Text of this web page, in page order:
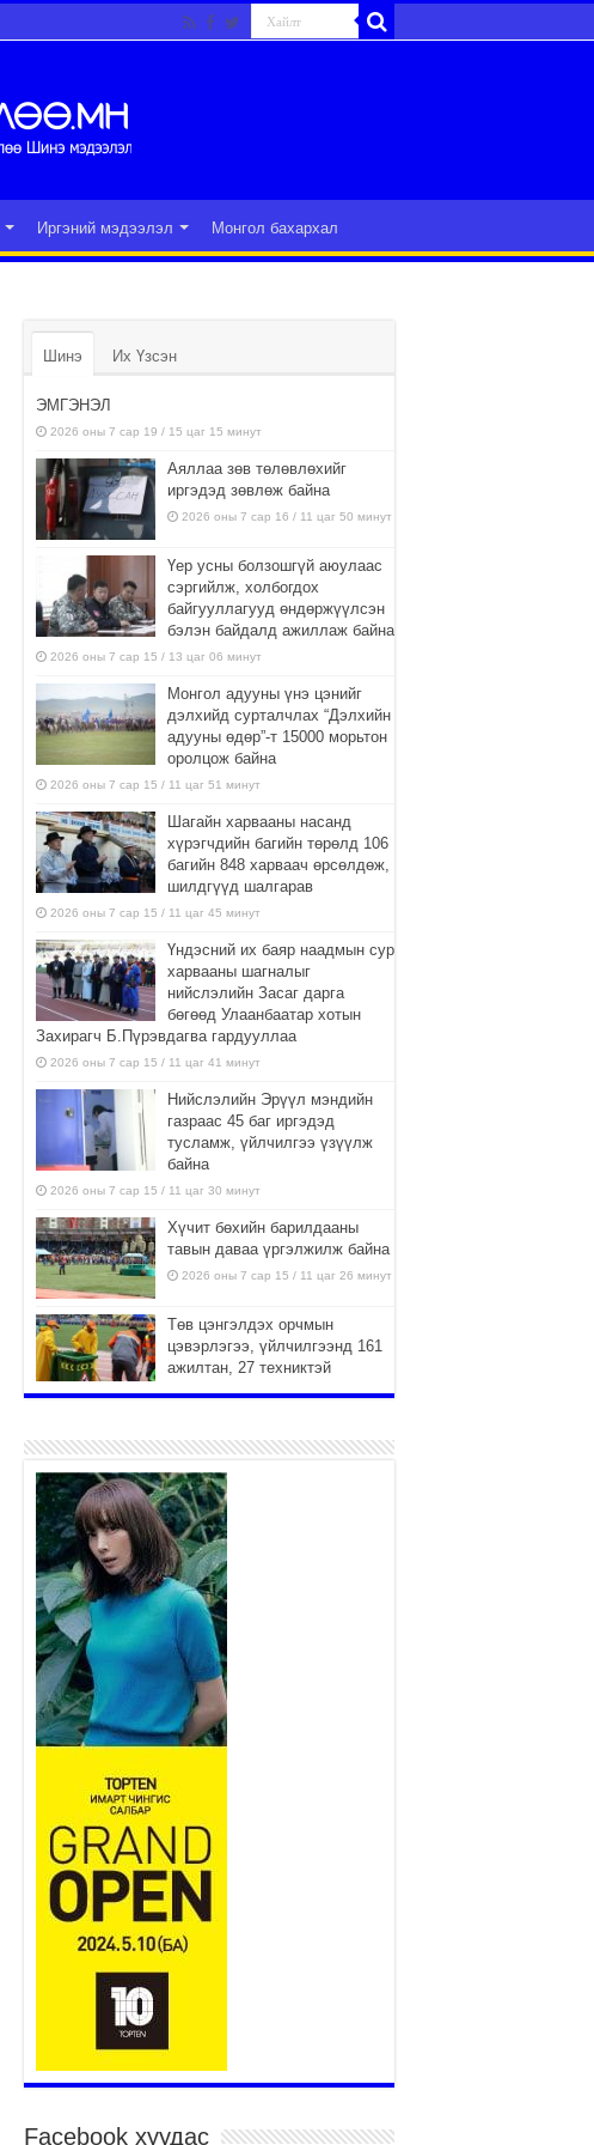
Иргэний мэдээлэл Монгол бахархал
Шинэ Их Үзсэн
ЭМГЭНЭЛ
2026 оны 7 сар 19 / 15 цаг 15 минут
Аяллаа зөв төлөвлөхийг
иргэдэд зөвлөж байна
2026 оны 7 сар 16 / 11 цаг 50 минут
Үер усны болзошгүй аюулаас
сэргийлж, холбогдох
байгууллагууд өндөржүүлсэн
бэлэн байдалд ажиллаж байна
2026 оны 7 сар 15 / 13 цаг 06 минут
Монгол адууны үнэ цэнийг
дэлхийд сурталчлах “Дэлхийн
адууны өдөр”-т 15000 морьтон
оролцож байна
2026 оны 7 сар 15 / 11 цаг 51 минут
Шагайн харвааны насанд
хүрэгчдийн багийн төрөлд 106
багийн 848 харваач өрсөлдөж,
шилдгүүд шалгарав
2026 оны 7 сар 15 / 11 цаг 45 минут
Үндэсний их баяр наадмын сур
харвааны шагналыг
нийслэлийн Засаг дарга
бөгөөд Улаанбаатар хотын
Захирагч Б.Пүрэвдагва гардууллаа
2026 оны 7 сар 15 / 11 цаг 41 минут
Нийслэлийн Эрүүл мэндийн
газраас 45 баг иргэдэд
тусламж, үйлчилгээ үзүүлж
байна
2026 оны 7 сар 15 / 11 цаг 30 минут
Хүчит бөхийн барилдааны
тавын даваа үргэлжилж байна
2026 оны 7 сар 15 / 11 цаг 26 минут
Төв цэнгэлдэх орчмын
цэвэрлэгээ, үйлчилгээнд 161
ажилтан, 27 техниктэй
ажиллаж байна
Наадмын амралтын өдрүүдэд
нийслэлийн эрүүл мэндийн
байгууллагууд дараах
хуваарийн дагуу ажиллана
2026 оны 7 сар 15 / 11 цаг 18 минут
Үндэсний их баяр наадам
эхэллээ
2026 оны 7 сар 15 / 11 цаг 14 минут
Үер усны аюулаас сэргийлж, нийслэлийн Онцгой
байдлын газрын 162 алба хаагч үүрэг гүйцэтгэж
байна
2026 оны 7 сар 15 / 11 цаг 07 минут
Үндэсний их сурын харваанд 850 харваач цэц
мэргэнээ сорьж байна
2026 оны 7 сар 15 / 11 цаг 03 минут
Төв цэнгэлдэхийн эргэн тойронд
2026 оны 7 сар 15 / 10 цаг 58 минут
Үндэсний их баяр наадмын шагайн харваа
насанд хүрэгчдийн багийн харваагаар
үргэлжилж байна
2026 оны 7 сар 15 / 10 цаг 52 минут
Үндэсний их баяр наадмын хүчит бөхийн
барилдаан эхэллээ
2026 оны 7 сар 15 / 10 цаг 46 минут
Үндэсний хувцасны өдрийг тохиолдуулан
Facebook хуудас